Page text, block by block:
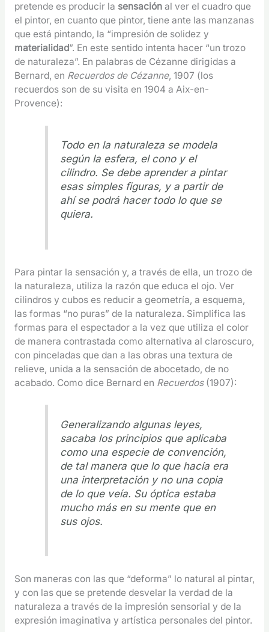
pretende es producir la sensaciónal ver el cuadro que
el pintor, en cuanto que pintor, tiene ante las manzanas
que está pintando, la “impresión de solidez y
materialidad”. En este sentido intenta hacer “un trozo
de naturaleza”. En palabras de Cézanne dirigidas a
Bernard, en Recuerdos de Cézanne, 1907 (los
recuerdos son de su visita en 1904 a Aix-en-
Provence):
Todo en la naturaleza se modela
según la esfera, el cono y el
cilindro. Se debe aprender a pintar
esas simples figuras, y a partir de
ahí se podrá hacer todo lo que se
quiera.
Para pintar la sensación y, a través de ella, un trozo de
la naturaleza, utiliza la razón que educa el ojo. Ver
cilindros y cubos es reducir a geometría, a esquema,
las formas “no puras” de la naturaleza. Simplifica las
formas para el espectador a la vez que utiliza el color
de manera contrastada como alternativa al claroscuro,
con pinceladas que dan a las obras una textura de
relieve, unida a la sensación de abocetado, de no
acabado. Como dice Bernard en Recuerdos(1907):
Generalizando algunas leyes,
sacaba los principios que aplicaba
como una especie de convención,
de tal manera que lo que hacía era
una interpretación y no una copia
de lo que veía. Su óptica estaba
mucho más en su mente que en
sus ojos.
Son maneras con las que “deforma” lo natural al pintar,
y con las que se pretende desvelar la verdad de la
naturaleza a través de la impresión sensorial y de la
expresión imaginativa y artística personales del pintor.